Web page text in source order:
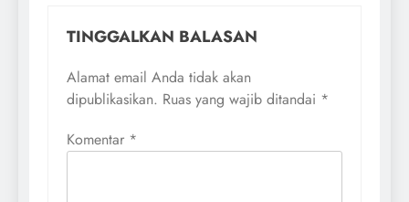
TINGGALKAN BALASAN
Alamat email Anda tidak akan
dipublikasikan. Ruas yang wajib ditandai *
Komentar *